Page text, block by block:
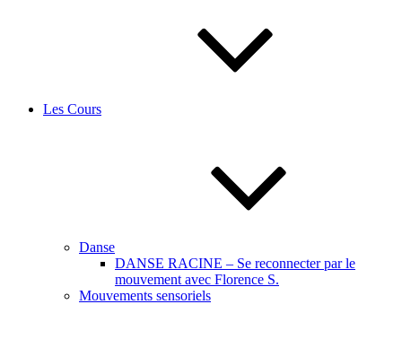
Les Cours
Danse
DANSE RACINE – Se reconnecter par le
mouvement avec Florence S.
Mouvements sensoriels